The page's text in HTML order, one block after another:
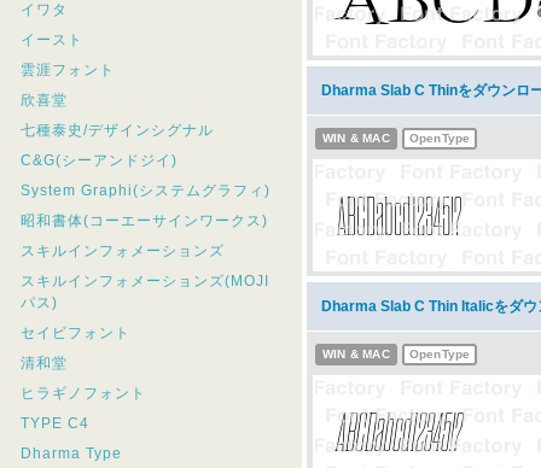
イワタ
イースト
雲涯フォント
欣喜堂
七種泰史/デザインシグナル
C&G(シーアンドジイ)
System Graphi(システムグラフィ)
昭和書体(コーエーサインワークス)
スキルインフォメーションズ
スキルインフォメーションズ(MOJI
パス)
セイビフォント
清和堂
ヒラギノフォント
TYPE C4
Dharma Type
Dharma Slab C Thinをダウンロ
WIN & MAC OpenType
Dharma Slab C Thin Italicをダウ
WIN & MAC OpenType